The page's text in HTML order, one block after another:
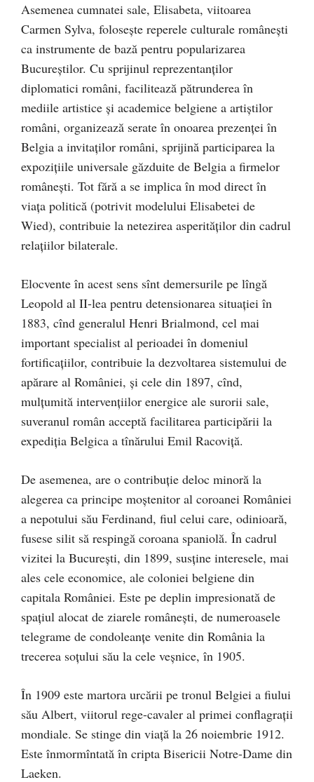
Asemenea cumnatei sale, Elisabeta, viitoarea
Carmen Sylva, foloseşte reperele culturale româneşti
ca instrumente de bază pentru popularizarea
Bucureştilor. Cu sprijinul reprezentanţilor
diplomatici români, facilitează pătrunderea în
mediile artistice şi academice belgiene a artiştilor
români, organizează serate în onoarea prezenţei în
Belgia a invitaţilor români, sprijină participarea la
expoziţiile universale găzduite de Belgia a firmelor
româneşti. Tot fără a se implica în mod direct în
viaţa politică (potrivit modelului Elisabetei de
Wied), contribuie la netezirea asperităţilor din cadrul
relaţiilor bilaterale.
Elocvente în acest sens sînt demersurile pe lîngă
Leopold al II-lea pentru detensionarea situaţiei în
1883, cînd generalul Henri Brialmond, cel mai
important specialist al perioadei în domeniul
fortificaţiilor, contribuie la dezvoltarea sistemului de
apărare al României, şi cele din 1897, cînd,
mulţumită intervenţiilor energice ale surorii sale,
suveranul român acceptă facilitarea participării la
expediţia Belgica a tînărului Emil Racoviţă.
De asemenea, are o contribuţie deloc minoră la
alegerea ca principe moştenitor al coroanei României
a nepotului său Ferdinand, fiul celui care, odinioară,
fusese silit să respingă coroana spaniolă. În cadrul
vizitei la Bucureşti, din 1899, susţine interesele, mai
ales cele economice, ale coloniei belgiene din
capitala României. Este pe deplin impresionată de
spaţiul alocat de ziarele româneşti, de numeroasele
telegrame de condoleanţe venite din România la
trecerea soţului său la cele veşnice, în 1905.
În 1909 este martora urcării pe tronul Belgiei a fiului
său Albert, viitorul rege-cavaler al primei conflagraţii
mondiale. Se stinge din viaţă la 26 noiembrie 1912.
Este înmormîntată în cripta Bisericii Notre-Dame din
Laeken.